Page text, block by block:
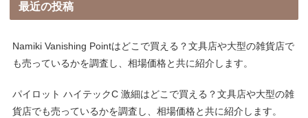
最近の投稿
Namiki Vanishing Pointはどこで買える？文具店や大型の雑貨店で
も売っているかを調査し、相場価格と共に紹介します。
パイロット ハイテックC 激細はどこで買える？文具店や大型の雑
貨店でも売っているかを調査し、相場価格と共に紹介します。